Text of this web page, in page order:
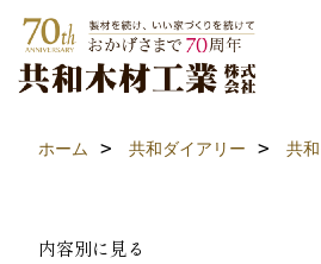
ホーム 共和ダイアリー 共
内容別に見る